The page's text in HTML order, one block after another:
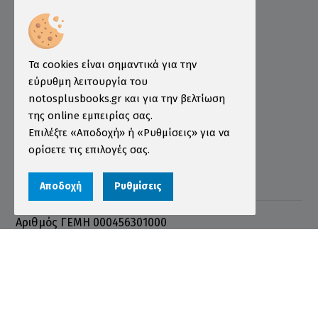
Τρόποι Παραγγελίας
Τρόποι Πληρωμής
Τρόποι Αποστολής
Εγγύηση - Επιστροφές
Όροι χρήσης
Προστασία Προσωπικών Δεδομένων
Αριθμός ΓΕΜΗ 000456301000
Τα cookies είναι σημαντικά για την
εύρυθμη λειτουργία του
notosplusbooks.gr και για την βελτίωση
της online εμπειρίας σας.
Επιλέξτε «Αποδοχή» ή «Ρυθμίσεις» για να
ορίσετε τις επιλογές σας.
Αποδοχή Ρυθμίσεις